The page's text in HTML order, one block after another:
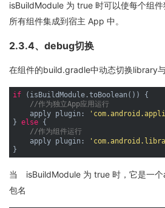
isBuildModule 为 true 时可以使每个组
所有组件集成到宿主 App 中。
2.3.4、debug切换
在组件的build.gradle中动态切换library
if (isBuildModule.toBoolean()) {
//作为独立App应用运行
    apply plugin:
} else {
//作为组件运行
    apply plugin:
当 isBuildModule 为 true 时，它是一
包名